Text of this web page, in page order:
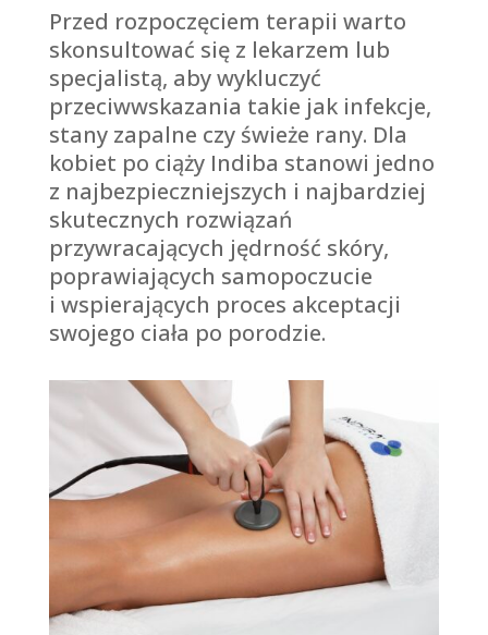
Przed rozpoczęciem terapii warto
skonsultować się z lekarzem lub
specjalistą, aby wykluczyć
przeciwwskazania takie jak infekcje,
stany zapalne czy świeże rany. Dla
kobiet po ciąży Indiba stanowi jedno
z najbezpieczniejszych i najbardziej
skutecznych rozwiązań
przywracających jędrność skóry,
poprawiających samopoczucie
i wspierających proces akceptacji
swojego ciała po porodzie.